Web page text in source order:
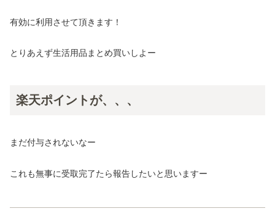
有効に利用させて頂きます！
とりあえず生活用品まとめ買いしよー
楽天ポイントが、、、
まだ付与されないなー
これも無事に受取完了たら報告したいと思いますー